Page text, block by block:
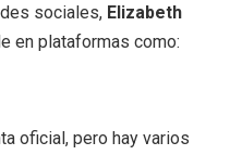
sociales, Elizabeth
en plataformas como:
oficial, pero hay varios